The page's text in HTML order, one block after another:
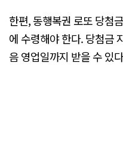
한편, 동행복권 로또 당첨
에 수령해야 한다. 당첨금
음 영업일까지 받을 수 있